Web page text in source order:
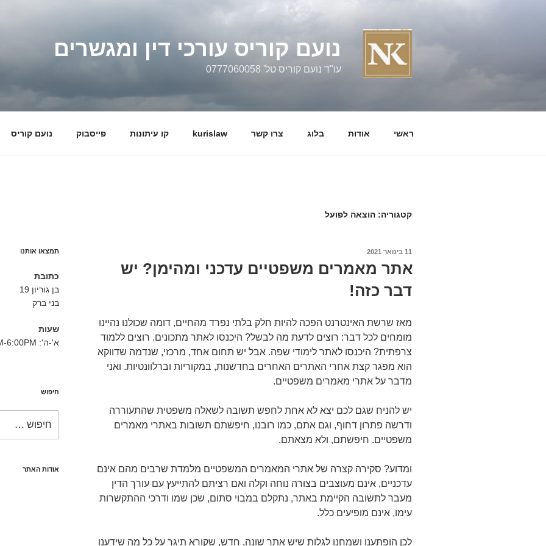
נועם קוריס עורכי דין ומגשרים
עו"ד נועם קוריס טל' 0777060058
ראשי אודות בלוג צרו קשר kurislaw קו עיתונות פייסבוק נועם קוריס
קטגוריה: הוצאה לפועל
פורסם
11 בינואר 2021
אתר מאמרים משפטיים עדכני ומהימן? יש
דבר כזה!
מאז שרשת האינטרנט הפכה להיות חלק בלתי נפרד מהחיים, דומה שכולנו נהיינו
מומחים לכל דבר: רוצים לדעת מה לבשל? היכנסו לאתר מתכונים. רוצים ללמוד
צרפתית? היכנסו לאתר לימודי שפה. אבל יש תחום אחד, מרכזי, שנדמה שדווקא
הוא מפגר קצת אחרי האתרים האחרים בחדשנות, במקוריות וברלוונטיות. ואני
מדבר על אתרי מאמרים משפטיים.
יש להניח שגם לכם יצא לא אחת לחפש תשובה לשאלה משפטית שהתעוררה
ודרשה פתרון דחוף, וגם אתם, כמו רובנו, חיפשתם תשובות באתרי מאמרים
משפטיים. חיפשתם, ולא מצאתם.
ומדוע? סקירה קצרה של אתרי המאמרים המשפטיים מלמדת שרבים מהם אינם
עדכניים, אינם מעוצבים בצורה נוחה וקלה ואם רציתם להתייעץ עם עורך הדין
מעבר לתשובה הקיימת באתר, נתקלם במבוי סתום, שכן שמו ודרכי ההתקשרות
עימו, אינם מופיעים כלל.
לכן הופתענו ושמחנו לגלות שיש אתר שונה, חדש, שקורא תיגר על כל מה שידענו
תמצאו אותנו
כתובת
בן גוריון 19
בני ברק
שעות
א'-ה': 8:30AM-6:00PM
חיפוש
אודות האתר